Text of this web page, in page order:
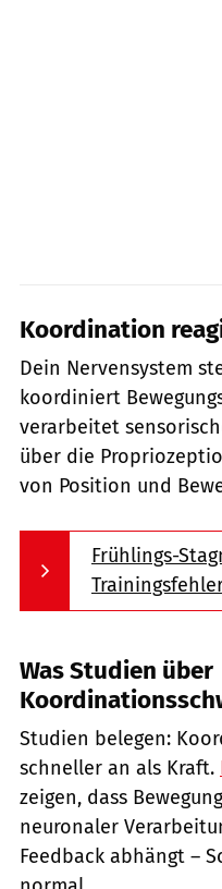
Koordination
Dein Nervensystem
koordiniert
verarbeitet
über die
von Position und
Frühlings-
Was Studien über
Studien belegen:
schneller an als Kraft.
zeigen, dass
neuronaler
Feedback abhängt –